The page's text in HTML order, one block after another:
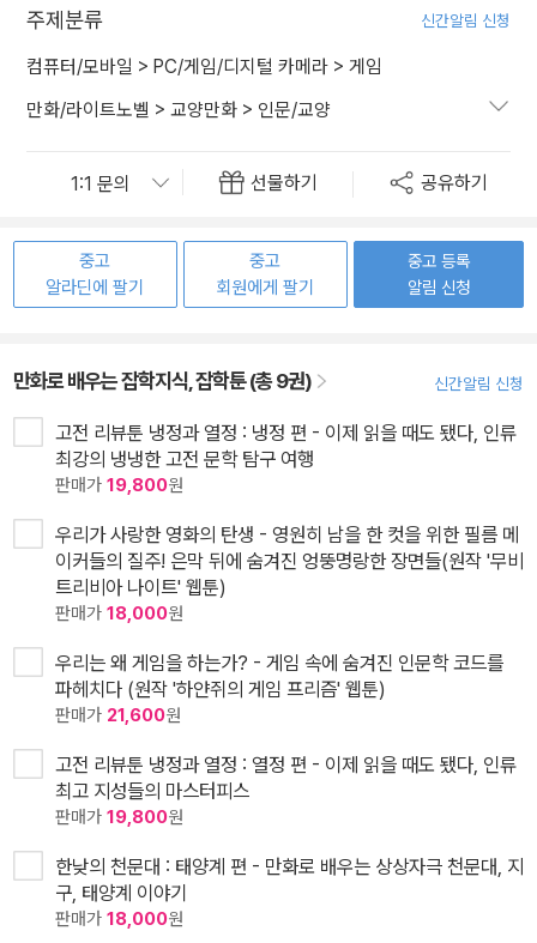
주제분류 신간알림 신청
컴퓨터/모바일 > PC/게임/디지털 카메라 > 게임
만화/라이트노벨 > 교양만화 > 인문/교양
선물하기 공유하기
중고
알라딘에 팔기
중고
회원에게 팔기
중고 등록
알림 신청
만화로 배우는 잡학지식, 잡학툰 (총 9권) 신간알림 신청
고전 리뷰툰 냉정과 열정 : 냉정 편 - 이제 읽을 때도 됐다, 인류
최강의 냉냉한 고전 문학 탐구 여행
판매가 19,800원
우리가 사랑한 영화의 탄생 - 영원히 남을 한 컷을 위한 필름 메
이커들의 질주! 은막 뒤에 숨겨진 엉뚱명랑한 장면들(원작 '무비
트리비아 나이트' 웹툰)
판매가 18,000원
우리는 왜 게임을 하는가? - 게임 속에 숨겨진 인문학 코드를
파헤치다 (원작 '하얀쥐의 게임 프리즘' 웹툰)
판매가 21,600원
고전 리뷰툰 냉정과 열정 : 열정 편 - 이제 읽을 때도 됐다, 인류
최고 지성들의 마스터피스
판매가 19,800원
한낮의 천문대 : 태양계 편 - 만화로 배우는 상상자극 천문대, 지
구, 태양계 이야기
판매가 18,000원